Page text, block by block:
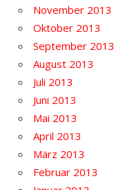
November 2013
Oktober 2013
September 2013
August 2013
Juli 2013
Juni 2013
Mai 2013
April 2013
März 2013
Februar 2013